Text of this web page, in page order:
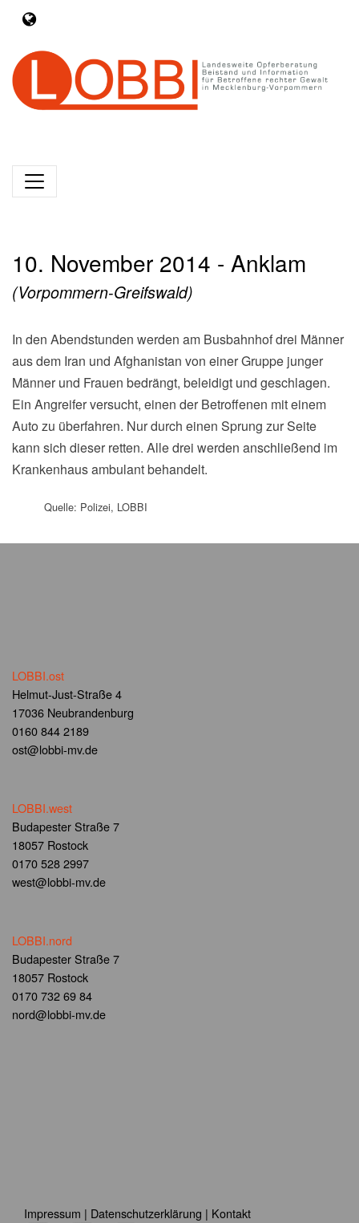
10. November 2014 - Anklam
(Vorpommern-Greifswald)
In den Abendstunden werden am Busbahnhof drei Männer
aus dem Iran und Afghanistan von einer Gruppe junger
Männer und Frauen bedrängt, beleidigt und geschlagen.
Ein Angreifer versucht, einen der Betroffenen mit einem
Auto zu überfahren. Nur durch einen Sprung zur Seite
kann sich dieser retten. Alle drei werden anschließend im
Krankenhaus ambulant behandelt.
Quelle: Polizei, LOBBI
LOBBI.ost
Helmut-Just-Straße 4
17036 Neubrandenburg
0160 844 2189
ost@lobbi-mv.de
LOBBI.west
Budapester Straße 7
18057 Rostock
0170 528 2997
west@lobbi-mv.de
LOBBI.nord
Budapester Straße 7
18057 Rostock
0170 732 69 84
nord@lobbi-mv.de
Impressum | Datenschutzerklärung | Kontakt